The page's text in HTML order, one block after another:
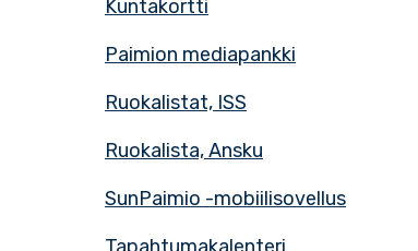
Kuntakortti
Paimion mediapankki
Ruokalistat, ISS
Ruokalista, Ansku
SunPaimio -mobiilisovellus